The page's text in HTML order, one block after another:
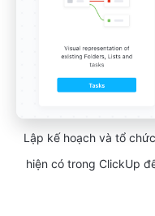
Lập kế hoạch và tổ
hiện có trong ClickUp